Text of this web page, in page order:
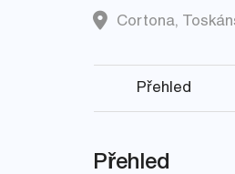
Cortona,
Přehled
Přehled